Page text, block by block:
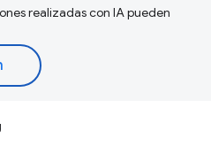
realizadas con IA pueden